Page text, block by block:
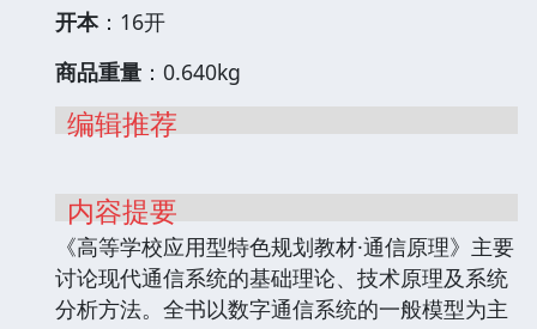
开本：16开
商品重量 ：0.640kg
编辑推荐
内容提要
《高等学校应用型特色规划教材·通信原理》主要
讨论现代通信系统的基础理论、技术原理及系统
分析方法。全书以数字通信系统的一般模型为主